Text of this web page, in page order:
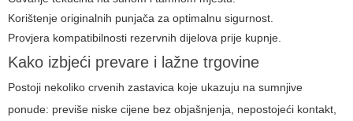
Korištenje originalnih punjača za optimalnu sigurnost.
Provjera kompatibilnosti rezervnih dijelova prije kupnje.
Kako izbjeći prevare i lažne trgovine
Postoji nekoliko crvenih zastavica koje ukazuju na sumnjive
ponude: previše niske cijene bez objašnjenja, nepostojeći kontakt,